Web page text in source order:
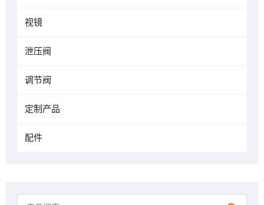
视镜
泄压阀
调节阀
定制产品
配件